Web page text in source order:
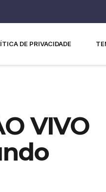
DE PRIVACIDADE
VIVO